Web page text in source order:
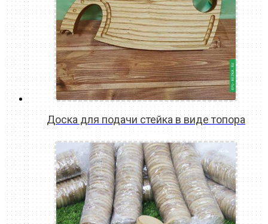
Доска для подачи стейка в виде топора
READ MORE